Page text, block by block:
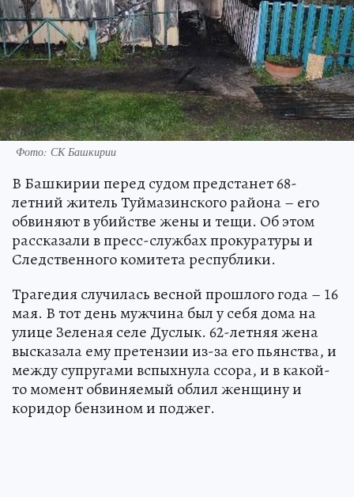
Фото: СК Башкирии
В Башкирии перед судом предстанет 68-
летний житель Туймазинского района – его
обвиняют в убийстве жены и тещи. Об этом
рассказали в пресс-службах прокуратуры и
Следственного комитета республики.
Трагедия случилась весной прошлого года – 16
мая. В тот день мужчина был у себя дома на
улице Зеленая селе Дуслык. 62-летняя жена
высказала ему претензии из-за его пьянства, и
между супругами вспыхнула ссора, и в какой-
то момент обвиняемый облил женщину и
коридор бензином и поджег.